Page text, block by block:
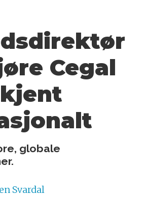
Cegal
globale
Svardal